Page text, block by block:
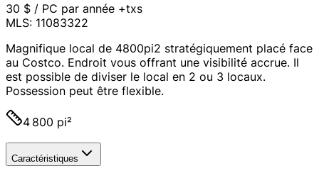
30 $ / PC par année +txs
MLS: 11083322
Magnifique local de 4800pi2 stratégiquement placé face
au Costco. Endroit vous offrant une visibilité accrue. Il
est possible de diviser le local en 2 ou 3 locaux.
Possession peut être flexible.
4 800 pi²
Caractéristiques